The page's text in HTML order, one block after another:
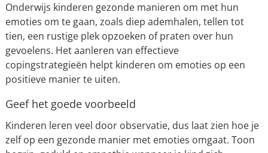
Onderwijs kinderen gezonde manieren om met hun
emoties om te gaan, zoals diep ademhalen, tellen tot
tien, een rustige plek opzoeken of praten over hun
gevoelens. Het aanleren van effectieve
copingstrategieën helpt kinderen om emoties op een
positieve manier te uiten.
Geef het goede voorbeeld
Kinderen leren veel door observatie, dus laat zien hoe je
zelf op een gezonde manier met emoties omgaat. Toon